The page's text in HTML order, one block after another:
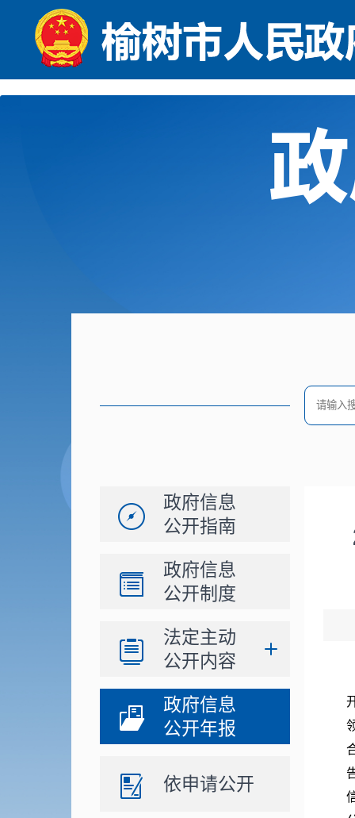
政府信息
公开指南
政府信息
公开制度
法定主动
公开内容
政府信息
公开年报
依申请公开